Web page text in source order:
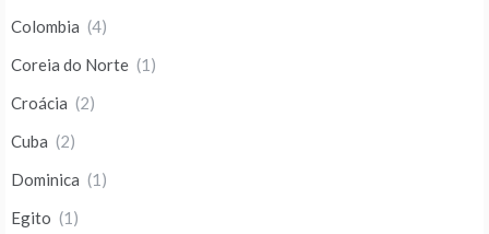
Colombia (4)
Coreia do Norte (1)
Croácia (2)
Cuba (2)
Dominica (1)
Egito (1)